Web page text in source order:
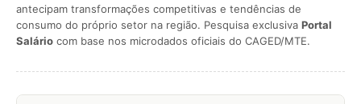
antecipam transformações competitivas e tendências de
consumo do próprio setor na região. Pesquisa exclusiva Portal
Salário com base nos microdados oficiais do CAGED/MTE.